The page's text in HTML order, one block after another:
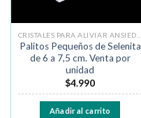
Palitos Pequeños de Selenita
de 6 a 7,5 cm. Venta por
unidad
$4.990
Añadir al carrito